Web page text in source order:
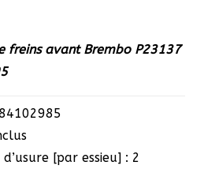
freins avant Brembo P23137
[par essieu] : 2